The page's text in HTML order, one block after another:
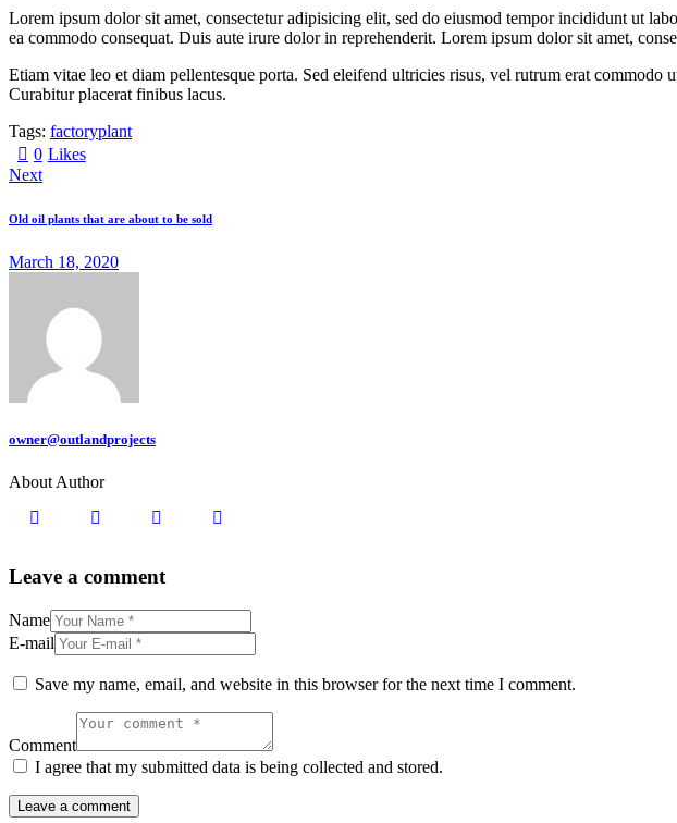
Lorem ipsum dolor sit amet, consectetur adipisicing elit, sed do eiusmod tempor incididunt ut
ea commodo consequat. Duis aute irure dolor in reprehenderit. Lorem ipsum dolor sit amet,
Etiam vitae leo et diam pellentesque porta. Sed eleifend ultricies risus, vel rutrum erat commodo
Curabitur placerat finibus lacus.
Tags: factoryplant
0 Likes
Next
Old oil plants that are about to be sold
March 18, 2020
owner@outlandprojects
About Author
Leave a comment
Name
E-mail
Save my name, email, and website in this browser for the next time I comment.
Comment
I agree that my submitted data is being collected and stored.